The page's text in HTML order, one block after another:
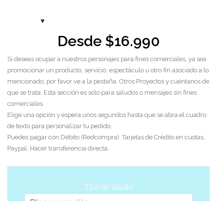
Desde $16.990
Si deseas ocupar a nuestros personajes para fines comerciales, ya sea
promocionar un producto, servicio, espectáculo u otro fin asociado a lo
mencionado, por favor ve a la pestaña: Otros Proyectos y cuéntanos de
que se trata. Esta sección es solo para saludos o mensajes sin fines
comerciales.
Elige una opción y espera unos segundos hasta que se abra el cuadro
de texto para personalizar tu pedido.
Puedes pagar con Débito (Redcompra). Tarjetas de Crédito en cuotas.
Paypal. Hacer transferencia directa.
Tipo de saludo